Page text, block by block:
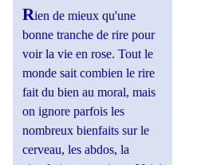
Rien de mieux qu'une
bonne tranche de rire pour
voir la vie en rose. Tout le
monde sait combien le rire
fait du bien au moral, mais
on ignore parfois les
nombreux bienfaits sur le
cerveau, les abdos, la